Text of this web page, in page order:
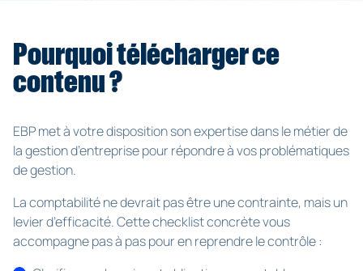
Pourquoi télécharger ce
contenu ?
EBP met à votre disposition son expertise dans le métier de
la gestion d’entreprise pour répondre à vos problématiques
de gestion.
La comptabilité ne devrait pas être une contrainte, mais un
levier d’efficacité. Cette checklist concrète vous
accompagne pas à pas pour en reprendre le contrôle :